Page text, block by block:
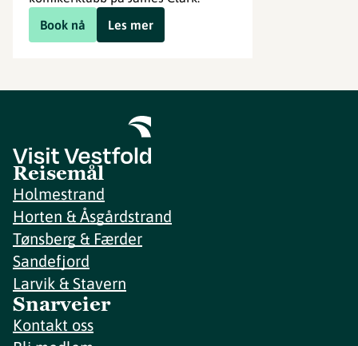
Book nå
Les mer
Reisemål
Holmestrand
Horten & Åsgårdstrand
Tønsberg & Færder
Sandefjord
Larvik & Stavern
Snarveier
Kontakt oss